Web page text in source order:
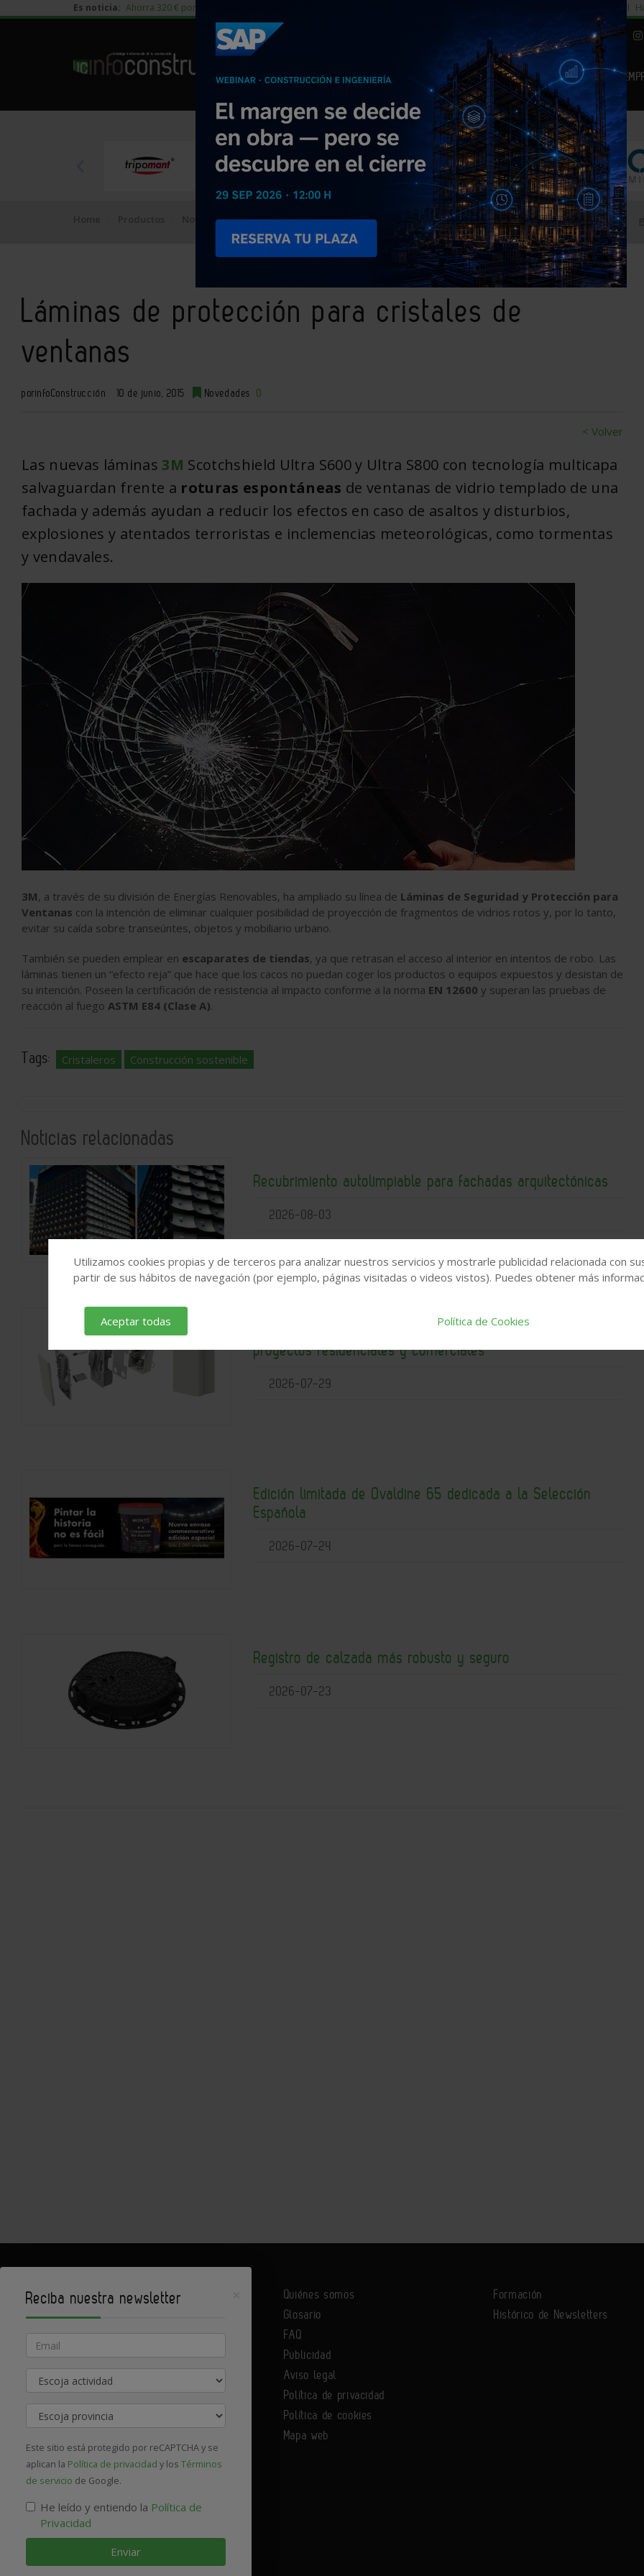
Es noticia: Ahorra 320 € por vivienda en edificación residencial 29% cambiar al alquiler temporal
|
NOTICIAS PRODUCTOS AGENDA ARTÍCULOS
EMPRESAS PREMIUM
Novedades Láminas de protección para cristales de ventanas
Láminas de protección para cristales de
ventanas
porinfoConstrucción 10 de junio, 2015 Novedades 0
< Volver
Las nuevas láminas 3M Scotchshield Ultra S600 y Ultra S800 con tecnología multicapa
salvaguardan frente a roturas espontáneas de ventanas de vidrio templado de una
fachada y además ayudan a reducir los efectos en caso de asaltos y disturbios,
explosiones y atentados terroristas e inclemencias meteorológicas, como tormentas
y vendavales.
3M, a través de su división de Energías Renovables, ha ampliado su línea de Láminas de Seguridad y Protección para
Ventanas con la intención de eliminar cualquier posibilidad de proyección de fragmentos de vidrios rotos y, por lo tanto,
evitar su caída sobre transeúntes, objetos y mobiliario urbano.
También se pueden emplear en escaparates de tiendas, ya que retrasan el acceso al interior en intentos de robo. Las
láminas tienen un “efecto reja” que hace que los cacos no puedan coger los productos o equipos expuestos y desistan de
su intención. Poseen la certificación de resistencia al impacto conforme a la norma EN 12600 y superan las pruebas de
reacción al fuego ASTM E84 (Clase A).
Tags: Cristaleros Construcción sostenible
Noticias relacionadas
Recubrimiento autolimpiable para fachadas arquitectónicas
2026-08-03
Solución compacta con recuperación de calor para
proyectos residenciales y comerciales
2026-07-29
Edición limitada de Ovaldine 65 dedicada a la Selección
Española
2026-07-24
Registro de calzada más robusto y seguro
2026-07-23
Contacte con nosotros
Quiénes somos
Glosario
FAQ
Publicidad
Aviso legal
Política de privacidad
Política de cookies
Mapa web
Formación
Histórico de Newsletters
Utilizamos cookies propias y de terceros para analizar nuestros servicios y mostrarle publicidad relacionada con
partir de sus hábitos de navegación (por ejemplo, páginas visitadas o videos vistos). Puedes obtener más
Aceptar todas Política de Cookies
Reciba nuestra newsletter
Email
Actividad
Provincia
Este sitio está protegido por reCAPTCHA y se
aplican la Política de privacidad y los Términos
de servicio de Google.
He leído y entiendo la Política de
Privacidad
Enviar